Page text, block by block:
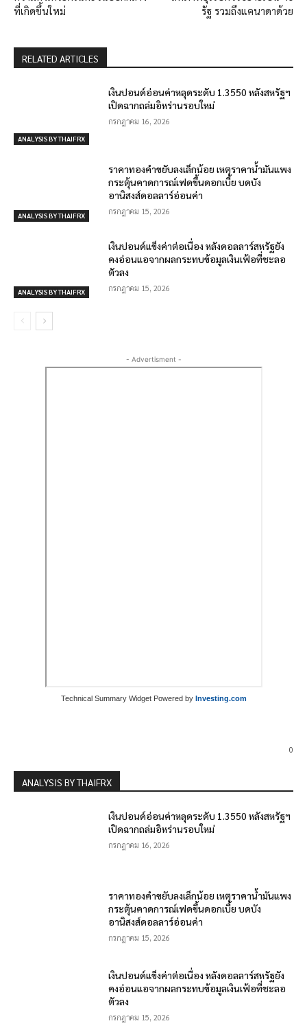
ที่เกิดขึ้นใหม่
รัฐ รวมถึงแคนาดาด้วย
RELATED ARTICLES
ANALYSIS BY THAIFRX
เงินปอนด์อ่อนค่าหลุดระดับ 1.3550 หลังสหรัฐฯ
เปิดฉากถล่มอิหร่านรอบใหม่
กรกฎาคม 16, 2026
ANALYSIS BY THAIFRX
ราคาทองคำขยับลงเล็กน้อย เหตุราคาน้ำมันแพง
กระตุ้นคาดการณ์เฟดขึ้นดอกเบี้ย บดบัง
อานิสงส์ดอลลาร์อ่อนค่า
กรกฎาคม 15, 2026
ANALYSIS BY THAIFRX
เงินปอนด์แข็งค่าต่อเนื่อง หลังดอลลาร์สหรัฐยัง
คงอ่อนแอจากผลกระทบข้อมูลเงินเฟ้อที่ชะลอ
ตัวลง
กรกฎาคม 15, 2026
- Advertisment -
Technical Summary Widget Powered by Investing.com
0
ANALYSIS BY THAIFRX
เงินปอนด์อ่อนค่าหลุดระดับ 1.3550 หลังสหรัฐฯ
เปิดฉากถล่มอิหร่านรอบใหม่
กรกฎาคม 16, 2026
ราคาทองคำขยับลงเล็กน้อย เหตุราคาน้ำมันแพง
กระตุ้นคาดการณ์เฟดขึ้นดอกเบี้ย บดบัง
อานิสงส์ดอลลาร์อ่อนค่า
กรกฎาคม 15, 2026
เงินปอนด์แข็งค่าต่อเนื่อง หลังดอลลาร์สหรัฐยัง
คงอ่อนแอจากผลกระทบข้อมูลเงินเฟ้อที่ชะลอ
ตัวลง
กรกฎาคม 15, 2026